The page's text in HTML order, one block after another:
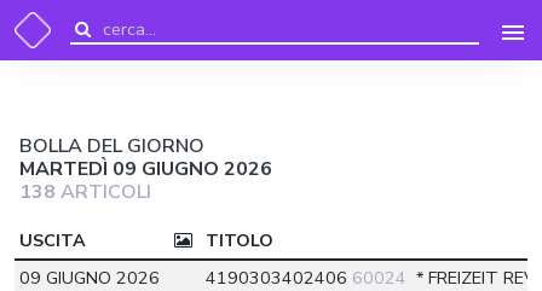
BOLLA DEL GIORNO
MARTEDÌ 09 GIUGNO 2026
138 ARTICOLI
USCITA
TITOLO
09 GIUGNO 2026
4190303402406 60024 * FREIZEIT